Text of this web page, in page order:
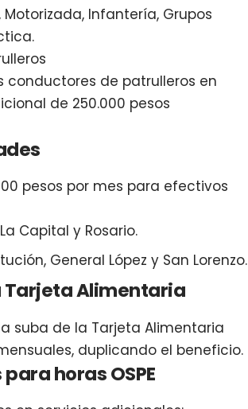
Infantería, Grupos
conductores de patrulleros en
de 250.000 pesos
pesos por mes para efectivos
Capital y Rosario.
General López y San Lorenzo.
Tarjeta Alimentaria
suba de la Tarjeta Alimentaria
duplicando el beneficio.
horas OSPE